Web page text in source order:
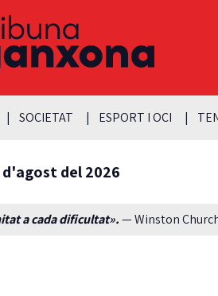
SOCIETAT ESPORT I OCI
d'agost del 2026
a cada dificultat».— Winston